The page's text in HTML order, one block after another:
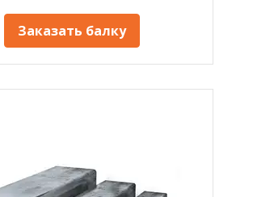
Заказать балку